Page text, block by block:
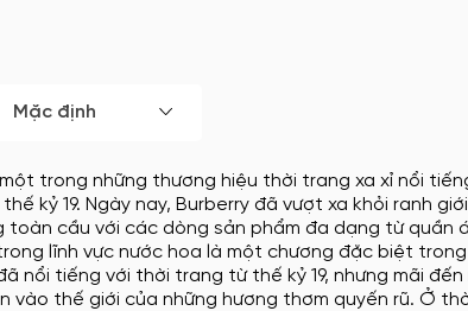
Mặc định
một trong những thương hiệu thời trang xa xỉ nổi
thế kỷ 19. Ngày nay, Burberry đã vượt xa khỏi ranh
toàn cầu với các dòng sản phẩm đa dạng từ quần
lĩnh vực nước hoa là một chương đặc biệt
nổi tiếng với thời trang từ thế kỷ 19, nhưng mãi
vào thế giới của những hương thơm quyến rũ. Ở